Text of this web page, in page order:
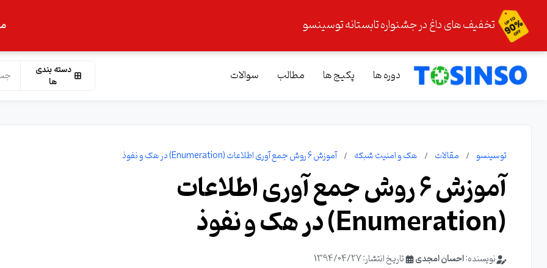
تخفیف های داغ در جشنواره تابستانه توسینسو
دوره ها پکیج ها مطالب سوالات
دسته بندی
ها
توسینسو مقالات هک و امنیت شبکه آموزش 6 روش جمع آوری اطلاعات (Enumeration) در هک و نفوذ
آموزش 6 روش جمع آوری اطلاعات
(Enumeration) در هک و نفوذ
نویسنده:احسان امجدی تاریخ انتشار: 1394/04/27